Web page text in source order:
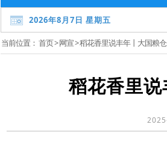
2026年8月7日 星期五
当前位置： 首页>网宣> 稻花香里说丰年丨大国粮
稻花香里